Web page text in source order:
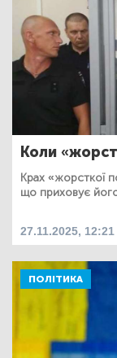
Коли
Крах «жорсткої
що приховує
27.11.2025, 12:21
ПОЛІТИКА